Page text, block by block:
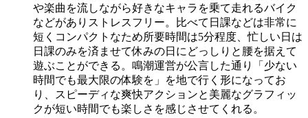
や楽曲を流しながら好きなキャラを乗て走れるバイク
などがありストレスフリー。比べて日課などは非常に
短くコンパクトなため所要時間は5分程度、忙しい日は
日課のみを済ませて休みの日にどっしりと腰を据えて
遊ぶことができる。鳴潮運営が公言した通り「少ない
時間でも最大限の体験を」を地で行く形になってお
り、スピーディな爽快アクションと美麗なグラフィッ
クが短い時間でも楽しさを感じさせてくれる。